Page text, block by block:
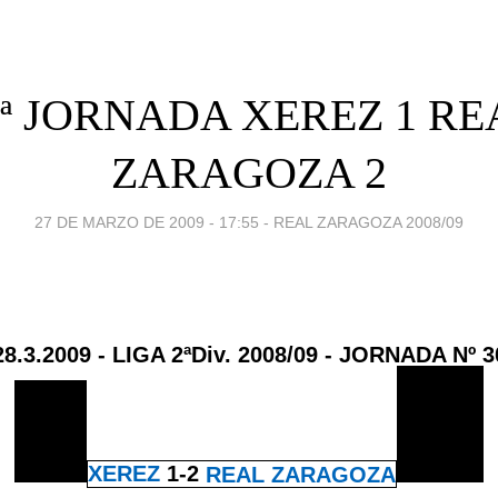
JORNADA XEREZ 1
ZARAGOZA 2
27 DE MARZO DE 2009 - 17:55 - REAL ZARAGOZA 2008/09
- LIGA 2ªDiv. 2008/09 - JORNADA Nº
XEREZ 1-2 REAL ZARAGOZA